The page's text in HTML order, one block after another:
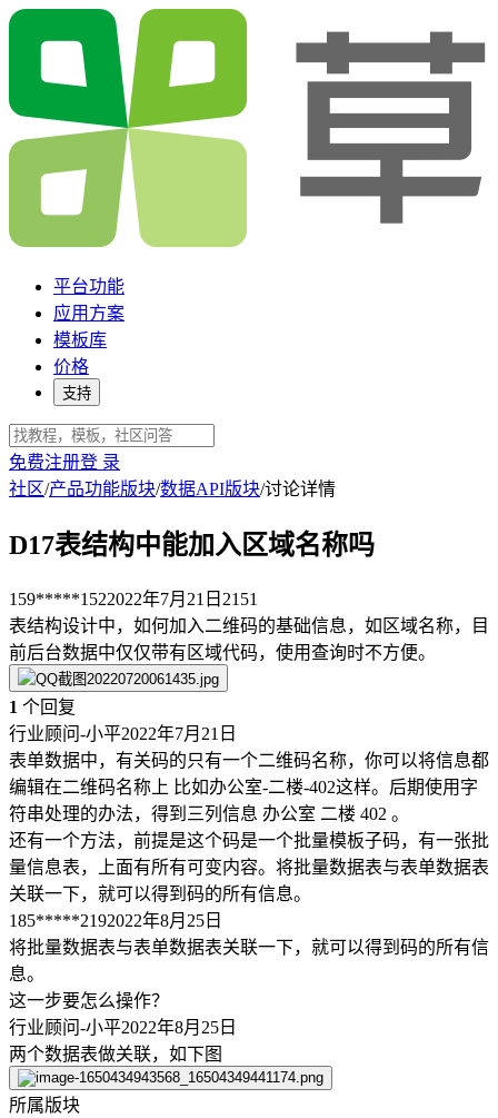
平台功能
应用方案
模板库
价格
支持
免费注册登 录
社区/产品功能版块/数据API版块/讨论详情
D17表结构中能加入区域名称吗
159*****1522022年7月21日 2151
表结构设计中，如何加入二维码的基础信息，如区域名称，目
前后台数据中仅仅带有区域代码，使用查询时不方便。
1 个回复
行业顾问-小平2022年7月21日
表单数据中，有关码的只有一个二维码名称，你可以将信息都
编辑在二维码名称上 比如办公室-二楼-402这样。后期使用字
符串处理的办法，得到三列信息 办公室 二楼 402 。
还有一个方法，前提是这个码是一个批量模板子码，有一张批
量信息表，上面有所有可变内容。将批量数据表与表单数据表
关联一下，就可以得到码的所有信息。
185*****2192022年8月25日
将批量数据表与表单数据表关联一下，就可以得到码的所有信
息。
这一步要怎么操作？
行业顾问-小平2022年8月25日
两个数据表做关联，如下图
所属版块